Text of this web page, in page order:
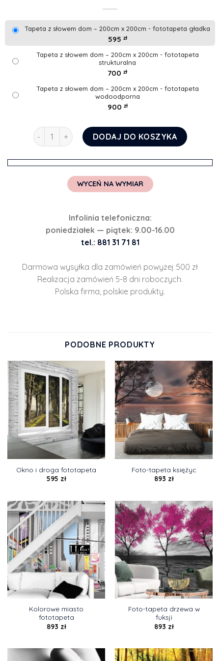
Tapeta z słowem dom – 200cm x 200cm - fototapeta gładka
595 zł
Tapeta z słowem dom – 200cm x 200cm - fototapeta
strukturalna
700 zł
Tapeta z słowem dom – 200cm x 200cm - fototapeta
wodoodporna
900 zł
ilość Tapeta z słowem domDODAJ DO KOSZYKA
WYCEŃ NA WYMIAR
Infolinia telefoniczna:
poniedziałek — piątek: 9.00-16.00
tel.: 881 31 71 81
Darmowa wysyłka dla zamówień powyżej 500 zł
Realizacja zamówień 5-8 dni roboczych.
Polska firma, polskie produkty.
PODOBNE PRODUKTY
Okno i droga fototapeta
595 zł
Foto-tapeta księżyc
893 zł
Kolorowe miasto
fototapeta
893 zł
Foto-tapeta drzewa w
fuksji
893 zł